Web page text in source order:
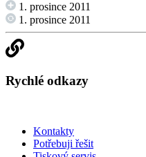
1. prosince 2011
1. prosince 2011
Rychlé odkazy
Kontakty
Potřebuji řešit